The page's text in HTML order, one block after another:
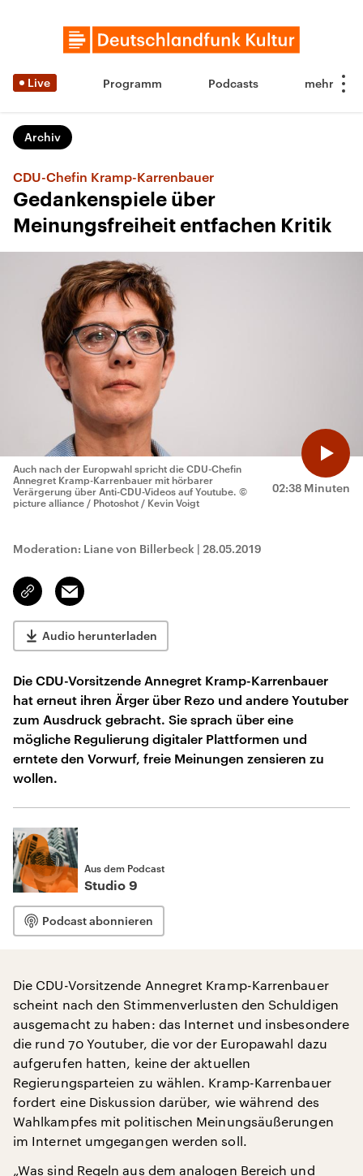
Live Programm Podcasts
Archiv
CDU-Chefin Kramp-Karrenbauer
Gedankenspiele über
Meinungsfreiheit entfachen Kritik
02:38 Minuten
Auch nach der Europwahl spricht die CDU-Chefin
Annegret Kramp-Karrenbauer mit hörbarer
Verärgerung über Anti-CDU-Videos auf Youtube. ©
picture alliance / Photoshot / Kevin Voigt
Moderation: Liane von Billerbeck | 28.05.2019
Link
kopieren/teilen
Email
Audio herunterladen
Die CDU-Vorsitzende Annegret Kramp-Karrenbauer
hat erneut ihren Ärger über Rezo und andere Youtuber
zum Ausdruck gebracht. Sie sprach über eine
mögliche Regulierung digitaler Plattformen und
erntete den Vorwurf, freie Meinungen zensieren zu
wollen.
Aus dem Podcast
Studio 9
Podcast abonnieren
Die CDU-Vorsitzende Annegret Kramp-Karrenbauer
scheint nach den Stimmenverlusten den Schuldigen
ausgemacht zu haben: das Internet und insbesondere
die rund 70 Youtuber, die vor der Europawahl dazu
aufgerufen hatten, keine der aktuellen
Regierungsparteien zu wählen. Kramp-Karrenbauer
fordert eine Diskussion darüber, wie während des
Wahlkampfes mit politischen Meinungsäußerungen
im Internet umgegangen werden soll.
„Was sind Regeln aus dem analogen Bereich und